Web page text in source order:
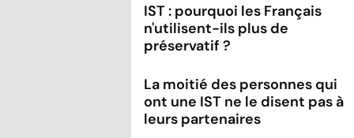
IST : pourquoi les Français
n'utilisent-ils plus de
préservatif ?
La moitié des personnes qui
ont une IST ne le disent pas à
leurs partenaires